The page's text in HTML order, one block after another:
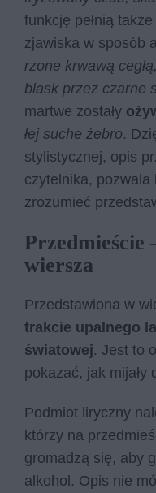
funkcję pełnią także
zjawiska w sposób
rzo­ne krwa­wą
blask przez czarne
martwe zostały
łej su­che że­bro.
stylistycznej, opis
czytelnika,
zrozumieć
wiersza
Przedstawiona w
trakcie upalnego
światowej. Jest to
pokazać, jak mijały
Podmiot liryczny
którzy na
gromadzą się, aby
alkohol. Opis nie